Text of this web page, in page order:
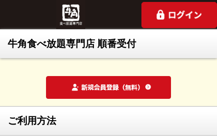
牛角食べ放題専門店 順番受付
ご利用方法